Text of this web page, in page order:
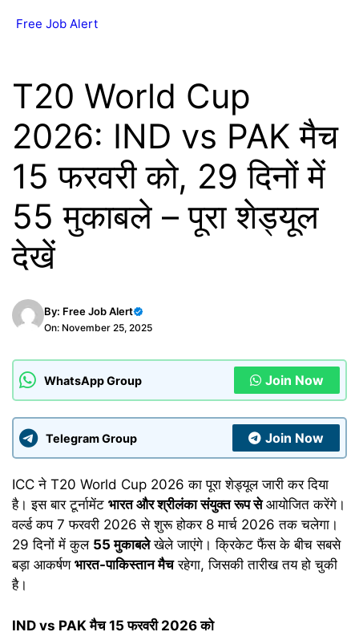
Free Job Alert
T20 World Cup
2026: IND vs PAK मैच
15 फरवरी को, 29 दिनों में
55 मुकाबले – पूरा शेड्यूल
देखें
By: Free Job Alert
On: November 25, 2025
WhatsApp Group Join Now
Telegram Group Join Now
ICC ने T20 World Cup 2026 का पूरा शेड्यूल जारी कर दिया
है। इस बार टूर्नामेंट भारत और श्रीलंका संयुक्त रूप सेआयोजित करेंगे।
वर्ल्ड कप 7 फरवरी 2026 से शुरू होकर 8 मार्च 2026 तक चलेगा।
29 दिनों में कुल 55 मुकाबलेखेले जाएंगे। क्रिकेट फैंस के बीच सबसे
बड़ा आकर्षण भारत-पाकिस्तान मैचरहेगा, जिसकी तारीख तय हो चुकी
है।
IND vs PAK मैच 15 फरवरी 2026 को